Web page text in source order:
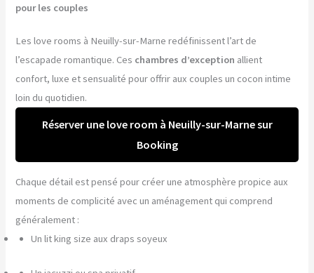
pour les couples
Les love rooms à Neuilly-sur-Marne redéfinissent l’art de
l’escapade romantique. Ces chambres d’exception allient
confort, luxe et sensualité pour offrir aux couples un cocon intime
loin du quotidien.
Réserver une love room à Neuilly-sur-Marne sur
Booking
Chaque détail est pensé pour créer une atmosphère propice aux
moments de complicité avec un aménagement qui comprend
généralement :
Un lit king size aux draps soyeux